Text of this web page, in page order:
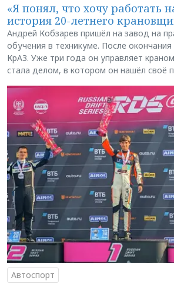
«Я понял, что хочу работать
история 20-летнего
Андрей Кобзарев пришёл на завод на
обучения в техникуме. После
КрАЗ. Уже три года он управляет
стала делом, в котором он нашёл своё
Автоспорт